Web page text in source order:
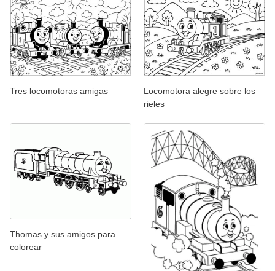
Tres locomotoras amigas
Locomotora alegre sobre los
rieles
Thomas y sus amigos para
colorear